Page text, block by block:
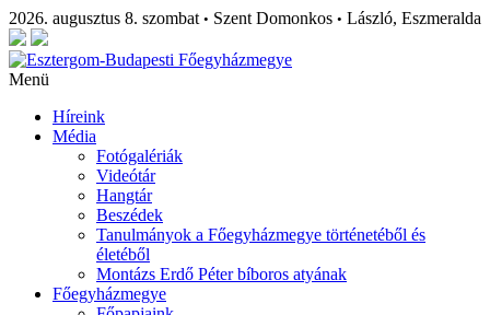
2026. augusztus 8. szombat • Szent Domonkos • László, Eszmeralda
Menü
Híreink
Média
Fotógalériák
Videótár
Hangtár
Beszédek
Tanulmányok a Főegyházmegye történetéből és
életéből
Montázs Erdő Péter bíboros atyának
Főegyházmegye